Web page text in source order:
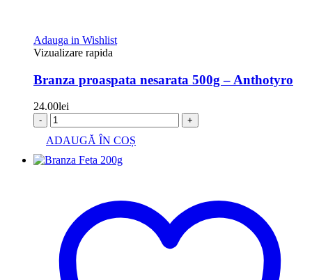
Adauga in Wishlist
Vizualizare rapida
Branza proaspata nesarata 500g – Anthotyro
24.00lei
- +
ADAUGĂ ÎN COȘ